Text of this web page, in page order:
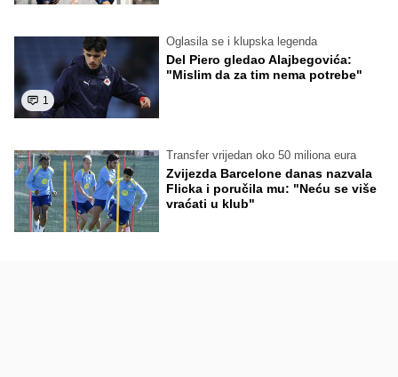
1
Oglasila se i klupska legenda
Del Piero gledao Alajbegovića:
"Mislim da za tim nema potrebe"
Transfer vrijedan oko 50 miliona eura
Zvijezda Barcelone danas nazvala
Flicka i poručila mu: "Neću se više
vraćati u klub"